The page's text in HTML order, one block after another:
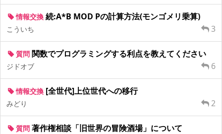
情報交換 続:A*B MOD Pの計算方法(モンゴメリ乗算)
こういち 3
質問 関数でプログラミングする利点を教えてください
ジドオブ 6
情報交換 [全世代]上位世代への移行
みどり 2
質問 著作権相談「旧世界の冒険酒場」について